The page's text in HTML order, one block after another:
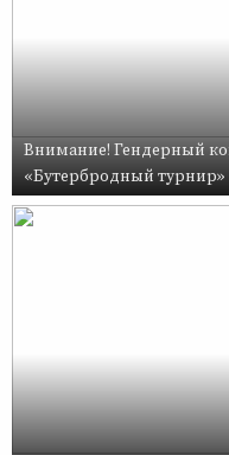
Внимание! Гендерный
«Бутербродный турнир»